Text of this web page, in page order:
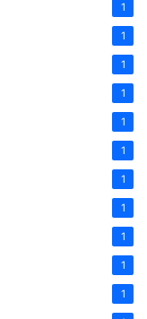
1
1
1
1
1
1
1
1
1
1
1